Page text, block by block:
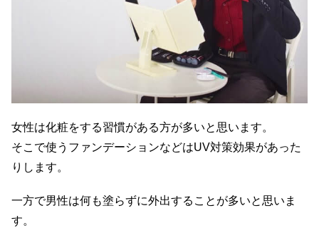
女性は化粧をする習慣がある方が多いと思います。
そこで使うファンデーションなどはUV対策効果があった
りします。
一方で男性は何も塗らずに外出することが多いと思いま
す。